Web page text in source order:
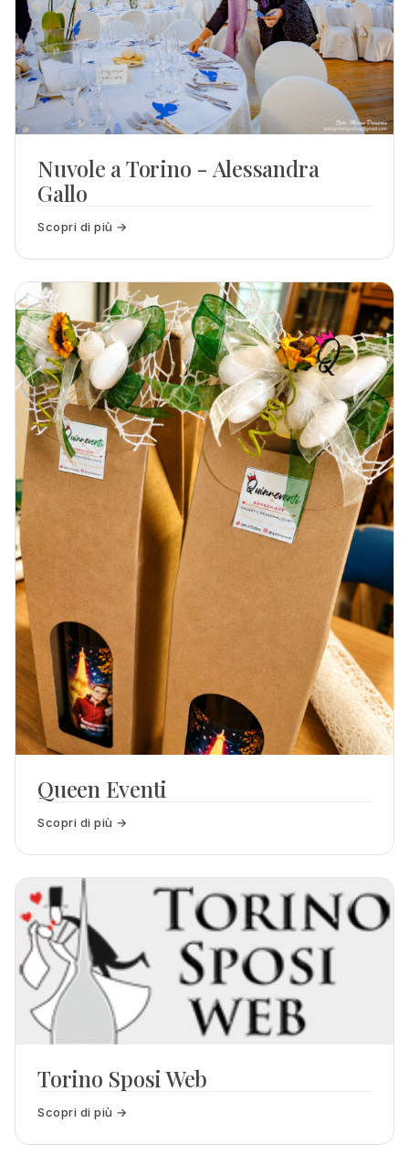
Nuvole a Torino - Alessandra
Gallo
Scopri di più →
Queen Eventi
Scopri di più →
Torino Sposi Web
Scopri di più →